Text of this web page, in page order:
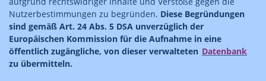
Nutzerbestimmungen zu begründen. Diese Begründungen
sind gemäß Art. 24 Abs. 5 DSA unverzüglich der
Europäischen Kommission für die Aufnahme in eine
öffentlich zugängliche, von dieser verwalteten Datenbank
zu übermitteln.